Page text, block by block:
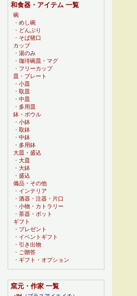
和食器・アイテム 一覧
碗
・ めし碗
・ どんぶり
・ そば猪口
カップ
・ 湯のみ
・ 珈琲碗皿・マグ
・ フリーカップ
皿・プレート
・ 小皿
・ 取皿
・ 中皿
・ 多用皿
鉢・ボウル
・ 小鉢
・ 取鉢
・ 中鉢
・ 多用鉢
大皿・盛込
・ 大皿
・ 大鉢
・ 盛込
備品・その他
・ インテリア
・ 酒器・注器・片口
・ 小物・カトラリー
・ 茶器・ポット
ギフト
・ プレゼント
・ イベントギフト
・ 引き出物
・ ご贈答
・ ギフト・オプション
窯元・作家 一覧